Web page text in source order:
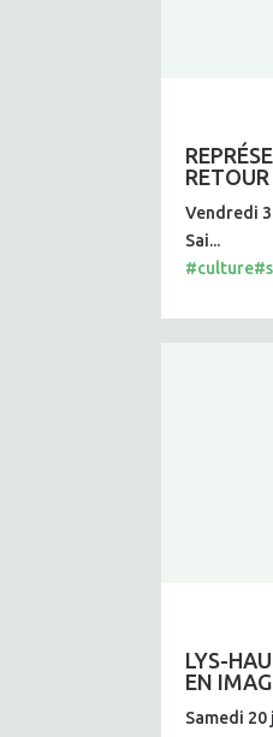
Vendredi
Sai...
#culture
LYS-
EN
Samedi